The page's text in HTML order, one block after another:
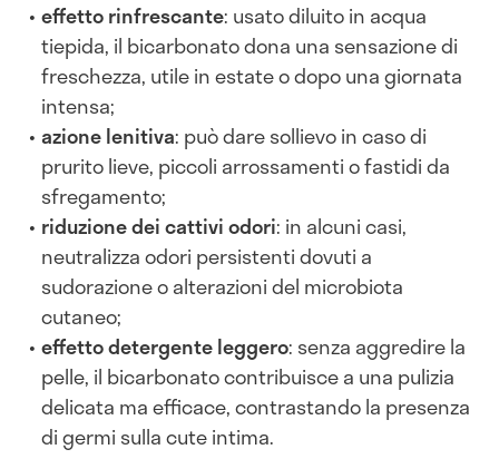
effetto rinfrescante: usato diluito in acqua
tiepida, il bicarbonato dona una sensazione di
freschezza, utile in estate o dopo una giornata
intensa;
azione lenitiva: può dare sollievo in caso di
prurito lieve, piccoli arrossamenti o fastidi da
sfregamento;
riduzione dei cattivi odori: in alcuni casi,
neutralizza odori persistenti dovuti a
sudorazione o alterazioni del microbiota
cutaneo;
effetto detergente leggero: senza aggredire la
pelle, il bicarbonato contribuisce a una pulizia
delicata ma efficace, contrastando la presenza
di germi sulla cute intima.